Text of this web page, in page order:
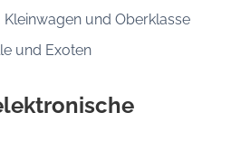
Kleinwagen und Oberklasse
und Exoten